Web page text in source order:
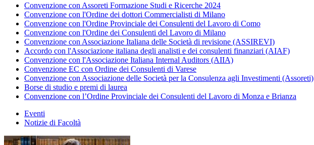
Convenzione con Assoreti Formazione Studi e Ricerche 2024
Convenzione con l'Ordine dei dottori Commercialisti di Milano
Convenzione con l'Ordine Provinciale dei Consulenti del Lavoro di Como
Convenzione con l'Ordine dei Consulenti del Lavoro di Milano
Convenzione con Associazione Italiana delle Società di revisione (ASSIREVI)
Accordo con l'Associazione italiana degli analisti e dei consulenti finanziari (AIAF)
Convenzione con l'Associazione Italiana Internal Auditors (AIIA)
Convenzione EC con Ordine dei Consulenti di Varese
Convenzione con Associazione delle Società per la Consulenza agli Investimenti (Assoreti)
Borse di studio e premi di laurea
Convenzione con l’Ordine Provinciale dei Consulenti del Lavoro di Monza e Brianza
Eventi
Notizie di Facoltà